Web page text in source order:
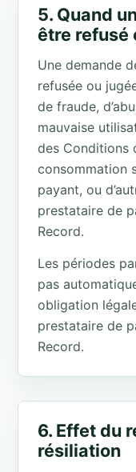
5. Quand
être refusé
Une demande
refusée ou
de fraude,
mauvaise
des Conditions
consommation
payant, ou
prestataire de
Record.
Les périodes
pas
obligation
prestataire de
Record.
6. Effet du
résiliation